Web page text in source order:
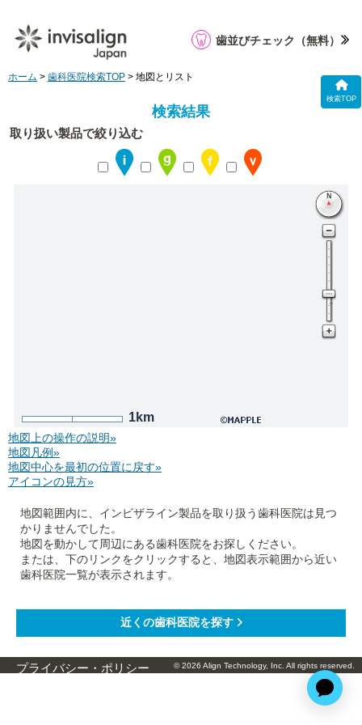
検索TOP
歯並びチェック （無料）
ホーム > 歯科医院検索TOP > 地図とリスト
検索結果
取り扱い製品で絞り込む
1km
地図上の操作の説明»
地図凡例»
地図中心を最初の位置に戻す»
アイコンの見方»
地図範囲内に、インビザライン製品を取り扱う歯科医院は見つ
かりませんでした。
地図を動かして周辺にある歯科医院をお探しください。
または、下のリンクをクリックすると、地図表示範囲から近い
歯科医院一覧が表示されます。
プライバシー・ポリシー © 2026 Align Technology, Inc. All rights reserved.